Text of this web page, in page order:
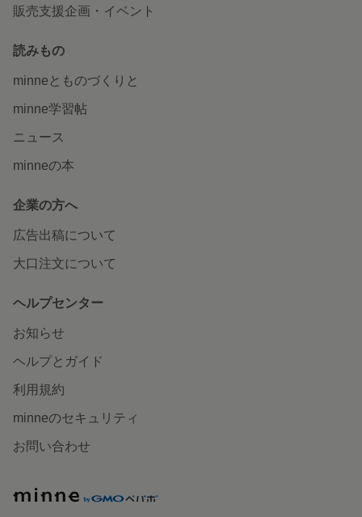
販売支援企画・イベント
読みもの
minneとものづくりと
minne学習帖
ニュース
minneの本
企業の方へ
広告出稿について
大口注文について
ヘルプセンター
お知らせ
ヘルプとガイド
利用規約
minneのセキュリティ
お問い合わせ